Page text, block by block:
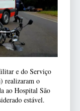
e do Serviço
realizaram o
ao Hospital São
estável.